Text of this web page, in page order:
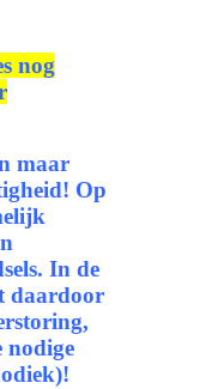
nog
maar
Op
In de
daardoor
nodige